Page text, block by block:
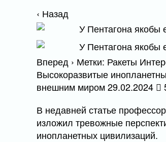
‹ Назад
Вперед › Метки: Ракеты
Высокоразвитые
внешним миром 29.02.2024
В недавней статье
изложил тревожные
инопланетных цивилизаций.